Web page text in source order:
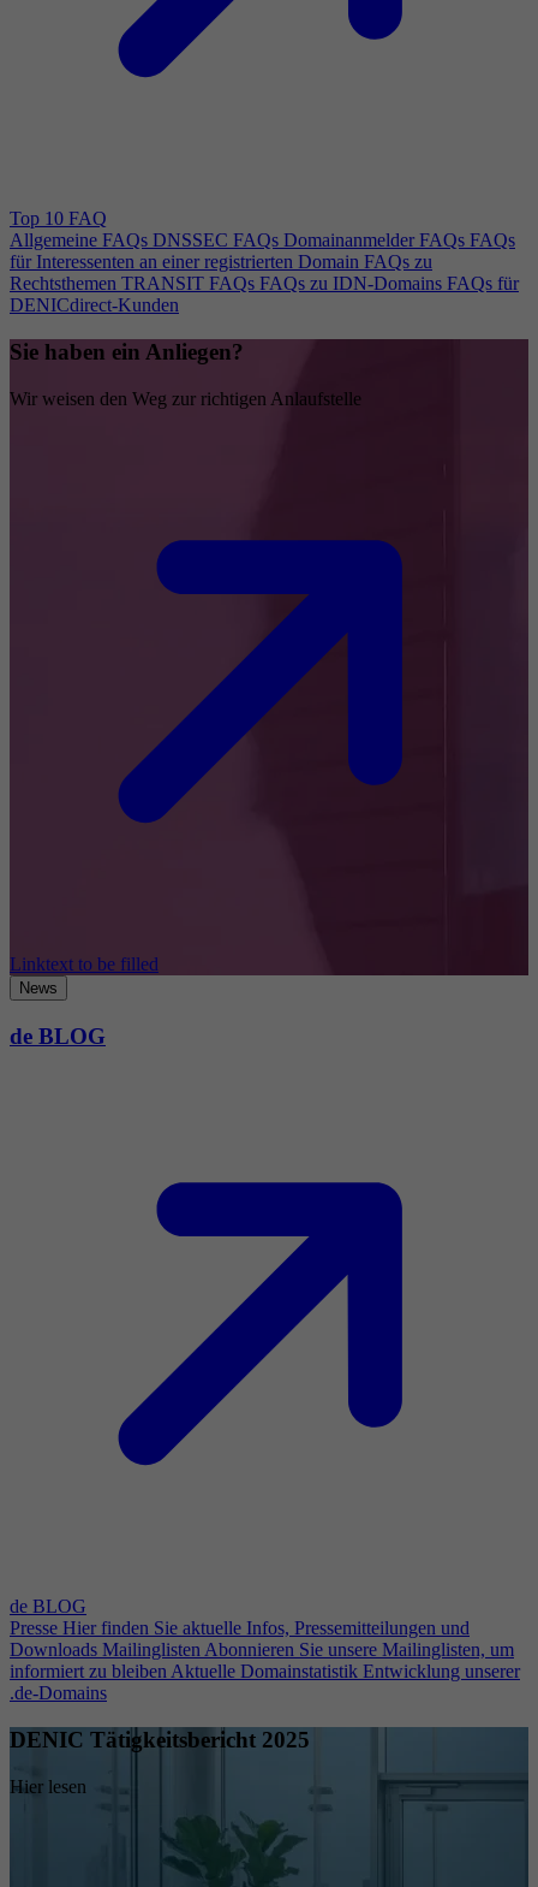
Top 10 FAQ
Allgemeine FAQs DNSSEC FAQs Domainanmelder FAQs FAQs
für Interessenten an einer registrierten Domain FAQs zu
Rechtsthemen TRANSIT FAQs FAQs zu IDN-Domains FAQs für
DENICdirect-Kunden
Sie haben ein Anliegen?
Wir weisen den Weg zur richtigen Anlaufstelle
Linktext to be filled
News
de BLOG
de BLOG
Presse Hier finden Sie aktuelle Infos, Pressemitteilungen und
Downloads Mailinglisten Abonnieren Sie unsere Mailinglisten, um
informiert zu bleiben Aktuelle Domainstatistik Entwicklung unserer
.de-Domains
DENIC Tätigkeitsbericht 2025
Hier lesen